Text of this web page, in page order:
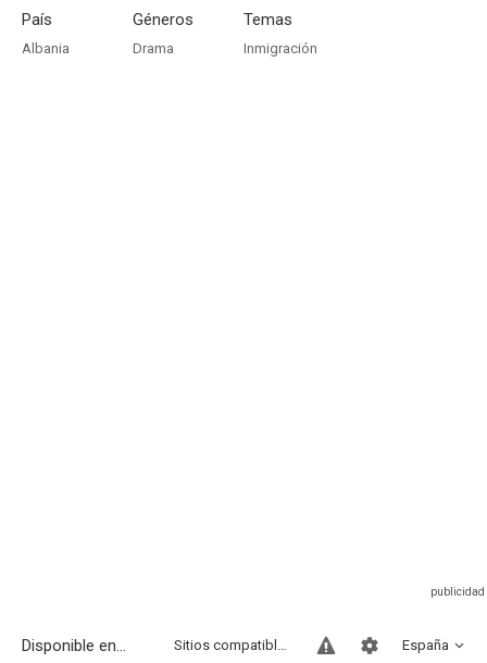
País
Albania
Géneros
Drama
Temas
Inmigración
Disponible en... España
Sitios compatibles